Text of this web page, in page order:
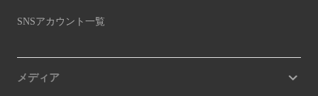
SNSアカウント一覧
メディア